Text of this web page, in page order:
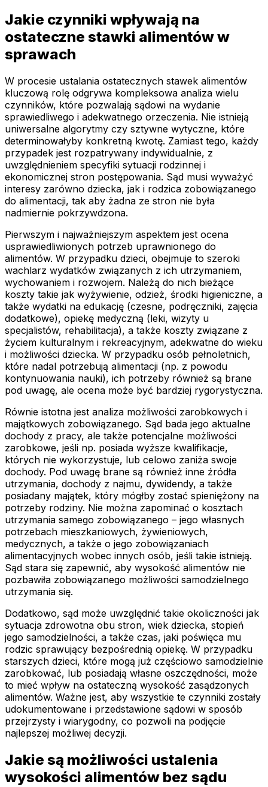
Jakie czynniki wpływają na
ostateczne stawki alimentów w
sprawach
W procesie ustalania ostatecznych stawek alimentów
kluczową rolę odgrywa kompleksowa analiza wielu
czynników, które pozwalają sądowi na wydanie
sprawiedliwego i adekwatnego orzeczenia. Nie istnieją
uniwersalne algorytmy czy sztywne wytyczne, które
determinowałyby konkretną kwotę. Zamiast tego, każdy
przypadek jest rozpatrywany indywidualnie, z
uwzględnieniem specyfiki sytuacji rodzinnej i
ekonomicznej stron postępowania. Sąd musi wyważyć
interesy zarówno dziecka, jak i rodzica zobowiązanego
do alimentacji, tak aby żadna ze stron nie była
nadmiernie pokrzywdzona.
Pierwszym i najważniejszym aspektem jest ocena
usprawiedliwionych potrzeb uprawnionego do
alimentów. W przypadku dzieci, obejmuje to szeroki
wachlarz wydatków związanych z ich utrzymaniem,
wychowaniem i rozwojem. Należą do nich bieżące
koszty takie jak wyżywienie, odzież, środki higieniczne, a
także wydatki na edukację (czesne, podręczniki, zajęcia
dodatkowe), opiekę medyczną (leki, wizyty u
specjalistów, rehabilitacja), a także koszty związane z
życiem kulturalnym i rekreacyjnym, adekwatne do wieku
i możliwości dziecka. W przypadku osób pełnoletnich,
które nadal potrzebują alimentacji (np. z powodu
kontynuowania nauki), ich potrzeby również są brane
pod uwagę, ale ocena może być bardziej rygorystyczna.
Równie istotna jest analiza możliwości zarobkowych i
majątkowych zobowiązanego. Sąd bada jego aktualne
dochody z pracy, ale także potencjalne możliwości
zarobkowe, jeśli np. posiada wyższe kwalifikacje,
których nie wykorzystuje, lub celowo zaniża swoje
dochody. Pod uwagę brane są również inne źródła
utrzymania, dochody z najmu, dywidendy, a także
posiadany majątek, który mógłby zostać spieniężony na
potrzeby rodziny. Nie można zapominać o kosztach
utrzymania samego zobowiązanego – jego własnych
potrzebach mieszkaniowych, żywieniowych,
medycznych, a także o jego zobowiązaniach
alimentacyjnych wobec innych osób, jeśli takie istnieją.
Sąd stara się zapewnić, aby wysokość alimentów nie
pozbawiła zobowiązanego możliwości samodzielnego
utrzymania się.
Dodatkowo, sąd może uwzględnić takie okoliczności jak
sytuacja zdrowotna obu stron, wiek dziecka, stopień
jego samodzielności, a także czas, jaki poświęca mu
rodzic sprawujący bezpośrednią opiekę. W przypadku
starszych dzieci, które mogą już częściowo samodzielnie
zarobkować, lub posiadają własne oszczędności, może
to mieć wpływ na ostateczną wysokość zasądzonych
alimentów. Ważne jest, aby wszystkie te czynniki zostały
udokumentowane i przedstawione sądowi w sposób
przejrzysty i wiarygodny, co pozwoli na podjęcie
najlepszej możliwej decyzji.
Jakie są możliwości ustalenia
wysokości alimentów bez sądu